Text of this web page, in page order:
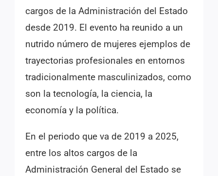
cargos de la Administración del Estado
desde 2019. El evento ha reunido a un
nutrido número de mujeres ejemplos de
trayectorias profesionales en entornos
tradicionalmente masculinizados, como
son la tecnología, la ciencia, la
economía y la política.
En el periodo que va de 2019 a 2025,
entre los altos cargos de la
Administración General del Estado se